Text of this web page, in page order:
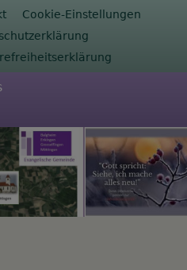
Cookie-Einstellungen